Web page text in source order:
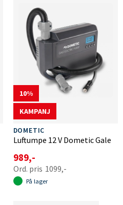
10
KAMPANJ
DOMETIC
Luftumpe 12 V Dometic Gale
989,-
1099,-
På lager